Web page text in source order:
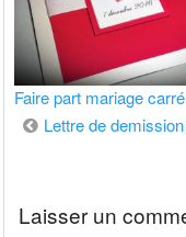
Faire part mariage carré
Navigation
Lettre de
Laisser un